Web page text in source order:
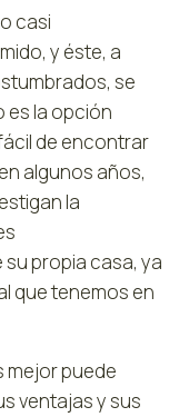
casi
y éste, a
se
es la opción
de encontrar
algunos años,
la
propia casa, ya
que tenemos en
mejor puede
ventajas y sus